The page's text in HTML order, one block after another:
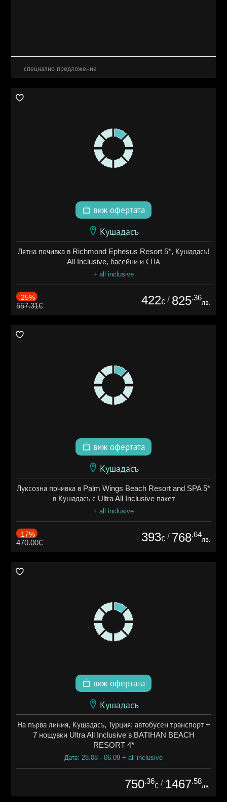
специално предложение
виж офертата
Кушадасъ
Лятна почивка в Richmond Ephesus Resort 5*, Кушадасъ!
All Inclusive, басейни и СПА
+ all inclusive
-25%
557.31€ 422€ / 825.36
лв.
виж офертата
Кушадасъ
Луксозна почивка в Palm Wings Beach Resort and SPA 5*
в Кушадасъ с Ultra All Inclusive пакет
+ all inclusive
-17%
470.00€ 393€ / 768.64
лв.
виж офертата
Кушадасъ
На първа линия, Кушадасъ, Турция: автобусен транспорт +
7 нощувки Ultra All Inclusive в BATIHAN BEACH
RESORT 4*
Дата: 28.08 - 06.09 + all inclusive
750.36
€ / 1467.58
лв.